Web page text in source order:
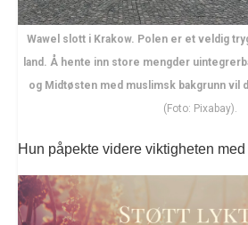
Wawel slott i Krakow. Polen er et veldig
land. Å hente inn store mengder
og Midtøsten med muslimsk bakgrunn vil
(Foto: Pixabay).
Hun påpekte videre viktigheten